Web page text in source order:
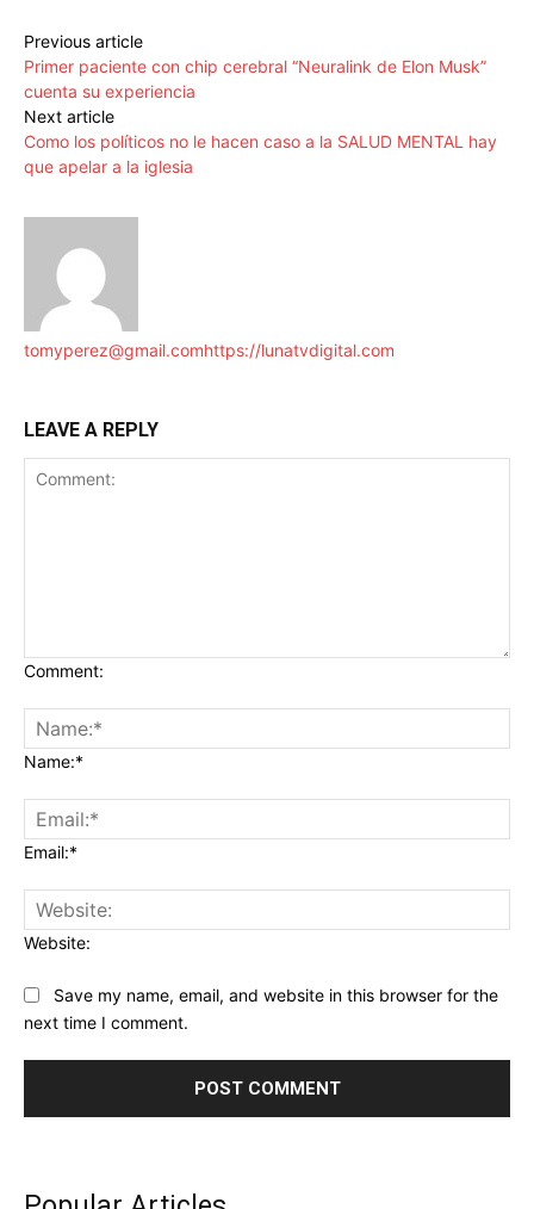
Previous article
Primer paciente con chip cerebral “Neuralink de Elon Musk”
cuenta su experiencia
Next article
Como los políticos no le hacen caso a la SALUD MENTAL hay
que apelar a la iglesia
tomyperez@gmail.comhttps://lunatvdigital.com
LEAVE A REPLY
Comment:
Name:*
Email:*
Website:
Save my name, email, and website in this browser for the
next time I comment.